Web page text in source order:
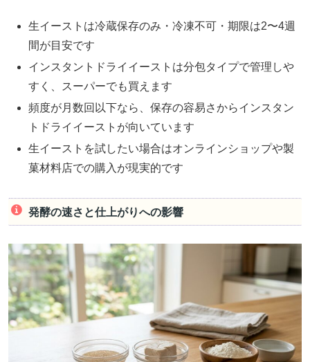
生イーストは冷蔵保存のみ・冷凍不可・期限は2〜4週
間が目安です
インスタントドライイーストは分包タイプで管理しや
すく、スーパーでも買えます
頻度が月数回以下なら、保存の容易さからインスタン
トドライイーストが向いています
生イーストを試したい場合はオンラインショップや製
菓材料店での購入が現実的です
発酵の速さと仕上がりへの影響